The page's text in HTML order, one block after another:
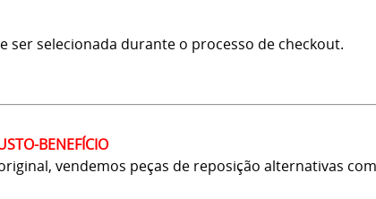
ser selecionada durante o processo de checkout.
BENEFÍCIO
vendemos peças de reposição alternativas